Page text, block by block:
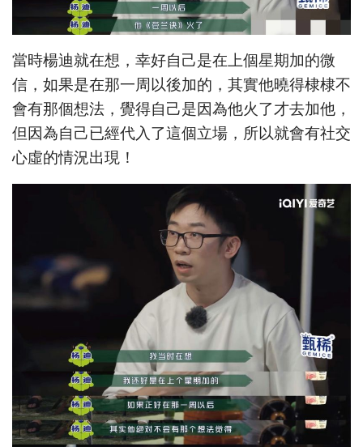
當時楊迪就在想，幸好自己是在上個星期加的微
信，如果是在那一周以後加的，其實他曉得棣棣不
會有那個想法，覺得自己是因為他火了才去加他，
但因為自己已經代入了這個立場，所以就會有社交
心虛的情況出現！